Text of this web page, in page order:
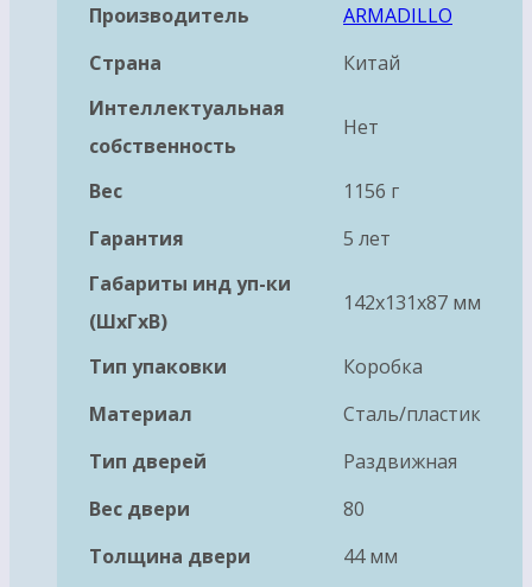
Производитель
ARMADILLO
Страна
Китай
Интеллектуальная
собственность
Нет
Вес
1156 г
Гарантия
5 лет
Габариты инд уп-ки
(ШхГхВ)
142x131x87 мм
Тип упаковки
Коробка
Материал
Сталь/пластик
Тип дверей
Раздвижная
Вес двери
80
Толщина двери
44 мм